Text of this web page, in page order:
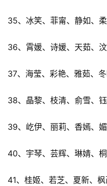
35、冰笑、菲甯、静如、
36、霄媛、诗媛、天茹、
37、海莹、彩艳、雅茹、
38、晶黎、枝清、俞雪、
39、屹伊、丽莉、香嫣、
40、宇琴、芸辉、琳婧、
41、桂姬、若芝、夏新、